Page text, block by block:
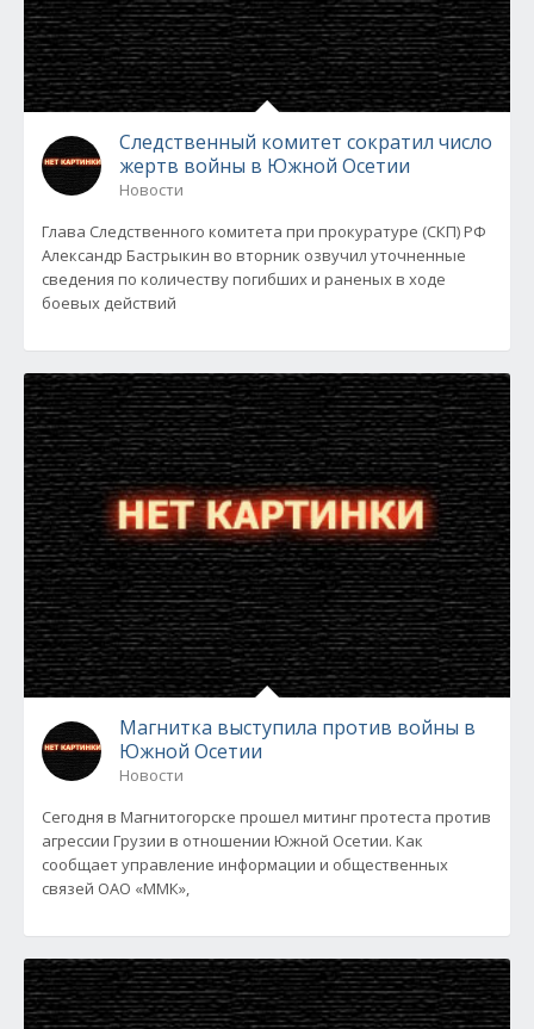
Следственный комитет сократил число
жертв войны в Южной Осетии
Новости
Глава Следственного комитета при прокуратуре (СКП) РФ
Александр Бастрыкин во вторник озвучил уточненные
сведения по количеству погибших и раненых в ходе
боевых действий
Магнитка выступила против войны в
Южной Осетии
Новости
Сегодня в Магнитогорске прошел митинг протеста против
агрессии Грузии в отношении Южной Осетии. Как
сообщает управление информации и общественных
связей ОАО «ММК»,